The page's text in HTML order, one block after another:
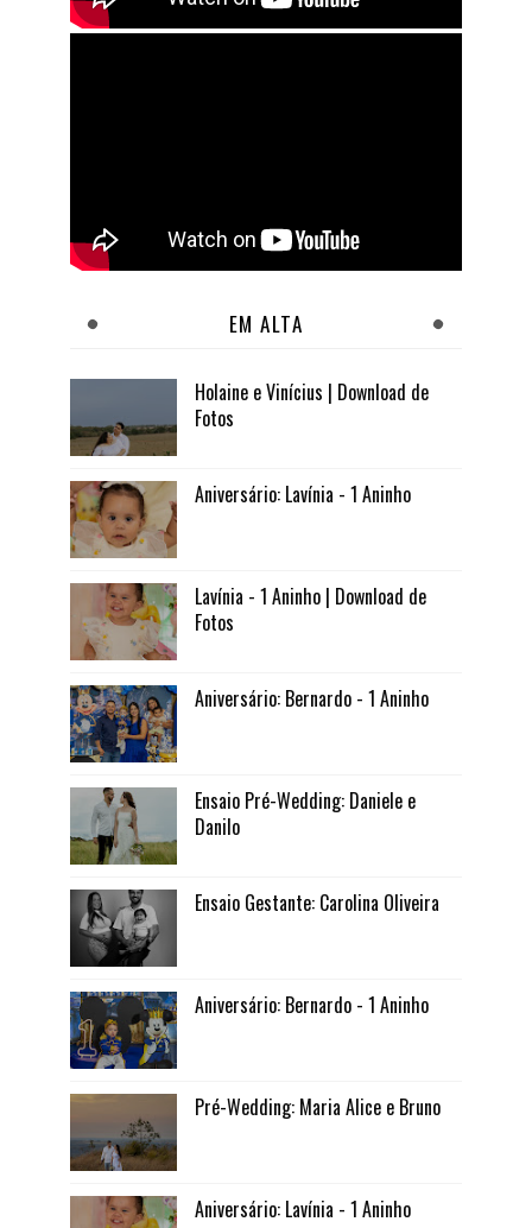
EM ALTA
Holaine e Vinícius | Download de
Fotos
Aniversário: Lavínia - 1 Aninho
Lavínia - 1 Aninho | Download de
Fotos
Aniversário: Bernardo - 1 Aninho
Ensaio Pré-Wedding: Daniele e
Danilo
Ensaio Gestante: Carolina Oliveira
Aniversário: Bernardo - 1 Aninho
Pré-Wedding: Maria Alice e Bruno
Aniversário: Lavínia - 1 Aninho